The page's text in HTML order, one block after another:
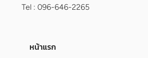
Tel : 096-646-2265
หน้าแรก